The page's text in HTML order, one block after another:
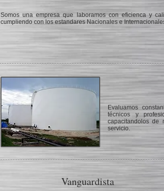
Somos una empresa que laboramos con eficienca y
cumpliendo con los estandares Nacionales e
Evaluamos
técnicos y
capacitandolos de
servicio.
Vanguardista